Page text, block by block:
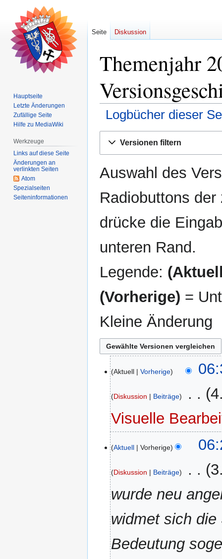
Themenjahr
Logbücher dieser
Navigation
Suche
Versionen filtern
Auswahl des
Radiobuttons
drücke die
unteren Rand.
Legende:
(Vorherige) =
Kleine Änderung
Mai
2026
Aktuell Vorherige
Diskussion Beiträge
e
i
n
e
r
e
t
Visuelle
Aktuell Vorherige
Diskussion Beiträge
wurde neu
widmet sich
Bedeutung
Seite Diskussion
Hauptseite
Letzte Änderungen
Zufällige Seite
Hilfe zu MediaWiki
Werkzeuge
Links auf diese Seite
Änderungen an
verlinkten Seiten
Atom
Spezialseiten
Seiten­­informationen